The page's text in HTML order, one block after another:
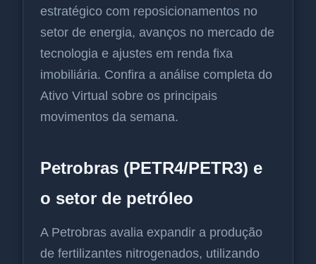
estratégico com reposicionamentos no
setor de energia, avanços no mercado de
tecnologia e ajustes em renda fixa
imobiliária. Confira a análise completa do
Ativo Virtual sobre os principais
movimentos da semana.
Petrobras (PETR4/PETR3) e
o setor de petróleo
A Petrobras avalia expandir a produção
de fertilizantes nitrogenados, utilizando